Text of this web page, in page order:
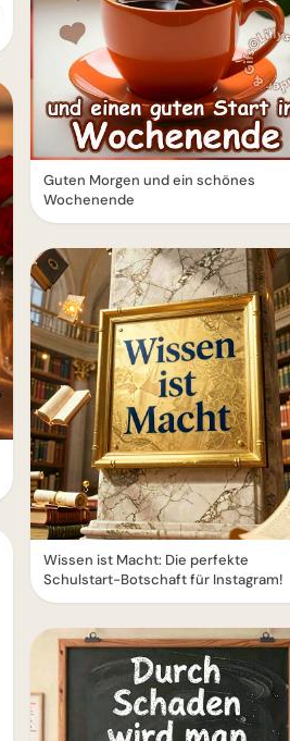
Guten Morgen und ein schönes
Wochenende
Wissen ist Macht: Die perfekte
Schulstart-Botschaft für Instagram!